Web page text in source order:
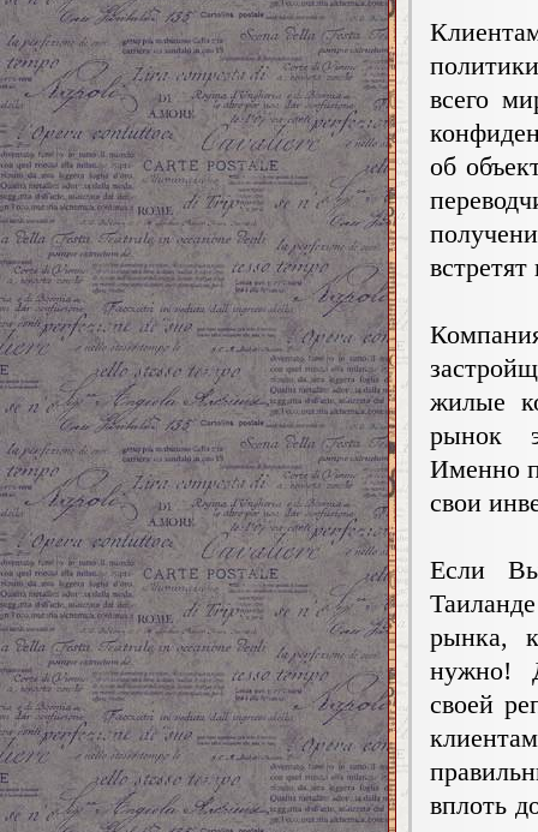
всего
об
жилые
рынок
Именно
свои
Если
рынка,
нужно!
своей
вплоть